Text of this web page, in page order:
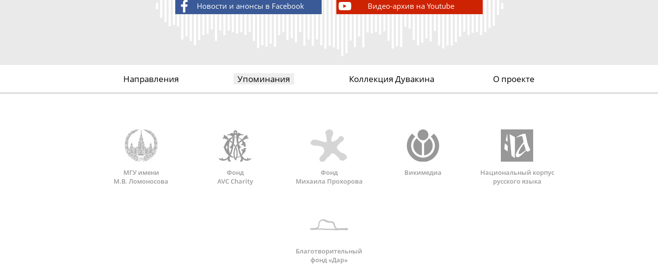
Новости и анонсы в Facebook Видео-архив на Youtube
Направления Упоминания Коллекция Дувакина О проекте
МГУ имени
М.В. Ломоносова
Фонд
AVC Charity
Фонд
Михаила Прохорова
Викимедиа
Национальный корпус
русского языка
Благотворительный
фонд «Дар»